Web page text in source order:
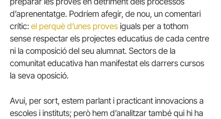
d’aprenentatge. Podríem afegir, de nou, un comentari
crític: el perquè d’unes proves iguals per a tothom
sense respectar els projectes educatius de cada centre
ni la composició del seu alumnat. Sectors de la
comunitat educativa han manifestat els darrers cursos
la seva oposició.
Avui, per sort, estem parlant i practicant innovacions a
escoles i instituts; però hem d’analitzar també qui hi ha